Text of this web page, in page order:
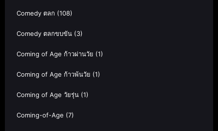
Comedy ตลก (108)
Comedy ตลกขบขัน (3)
Coming of Age ก้าวผ่านวัย (1)
Coming of Age ก้าวพ้นวัย (1)
Coming of Age วัยรุ่น (1)
Coming-of-Age (7)